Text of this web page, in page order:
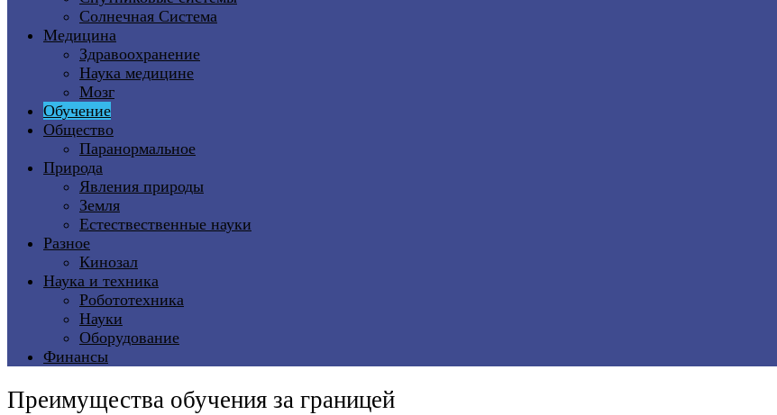
Солнечная Система
Медицина
Здравоохранение
Наука медицине
Мозг
Обучение
Общество
Паранормальное
Природа
Явления природы
Земля
Естествественные науки
Разное
Кинозал
Наука и техника
Робототехника
Науки
Оборудование
Финансы
Преимущества обучения за границей